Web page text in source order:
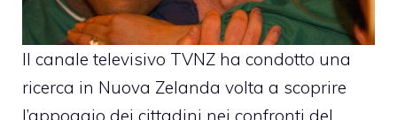
Il canale televisivo TVNZ ha condotto una
ricerca in Nuova Zelanda volta a scoprire